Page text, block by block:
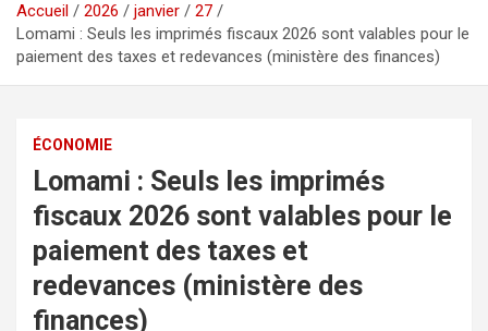
Accueil 2026 janvier
27
Lomami : Seuls les imprimés fiscaux 2026 sont valables pour le
paiement des taxes et redevances (ministère des finances)
ÉCONOMIE
Lomami : Seuls les imprimés
fiscaux 2026 sont valables pour le
paiement des taxes et
redevances (ministère des
finances)